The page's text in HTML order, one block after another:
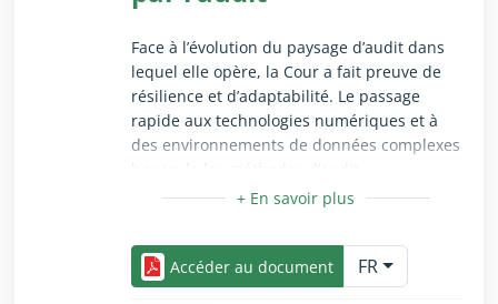
Face à l’évolution du paysage d’audit dans
lequel elle opère, la Cour a fait preuve de
résilience et d’adaptabilité. Le passage
rapide aux technologies numériques et à
des environnements de données complexes
bouscule les méthodes d’audit ​
traditionnelles, mais crée également des
Notre stratégie pour 2026‑2030 consistera à
tirer parti de nos atouts, de nos valeurs
Accéder au document
FR